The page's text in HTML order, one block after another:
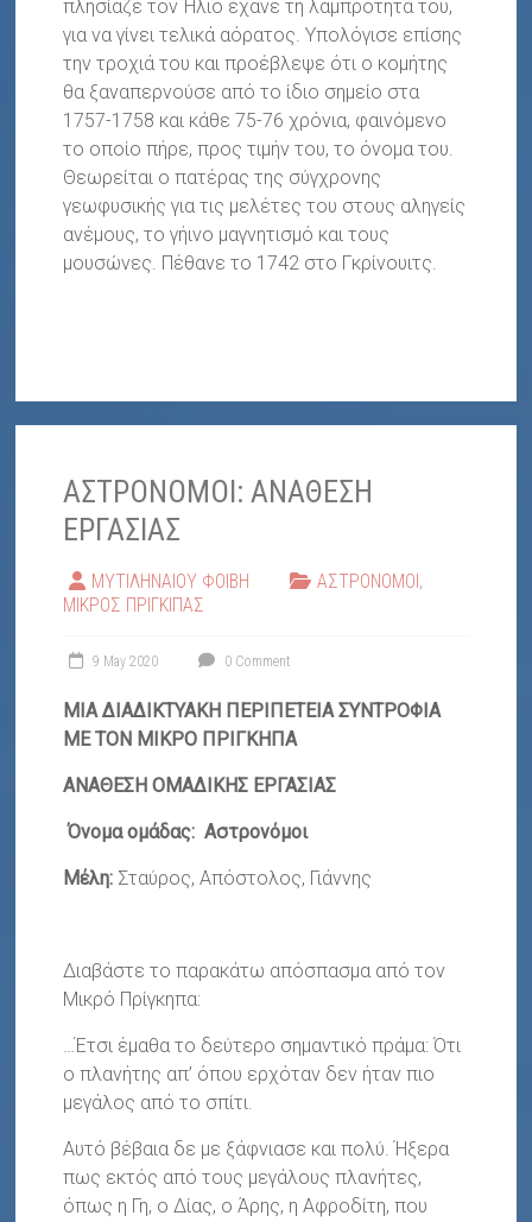
πλησίαζε τον Ήλιο έχανε τη λαμπρότητά του,
για να γίνει τελικά αόρατος. Υπολόγισε επίσης
την τροχιά του και προέβλεψε ότι ο κομήτης
θα ξαναπερνούσε από το ίδιο σημείο στα
1757-1758 και κάθε 75-76 χρόνια, φαινόμενο
το οποίο πήρε, προς τιμήν του, το όνομα του.
Θεωρείται ο πατέρας της σύγχρονης
γεωφυσικής για τις μελέτες του στους αληγείς
ανέμους, το γήινο μαγνητισμό και τους
μουσώνες. Πέθανε το 1742 στο Γκρίνουιτς.
ΑΣΤΡΟΝΟΜΟΙ: ΑΝΑΘΕΣΗ
ΕΡΓΑΣΙΑΣ
ΜΥΤΙΛΗΝΑΙΟΥ ΦΟΙΒΗ ΑΣΤΡΟΝΟΜΟΙ ,
ΜΙΚΡΟΣ ΠΡΙΓΚΙΠΑΣ
9 May 2020 0 Comment
ΜΙΑ ΔΙΑΔΙΚΤΥΑΚΗ ΠΕΡΙΠΕΤΕΙΑΣΥΝΤΡΟΦΙΑ
ΜΕ ΤΟΝ ΜΙΚΡΟ ΠΡΙΓΚΗΠΑ
ΑΝΑΘΕΣΗ ΟΜΑΔΙΚΗΣ ΕΡΓΑΣΙΑΣ
Όνομα ομάδας:Αστρονόμοι
Μέλη: Σταύρος, Απόστολος, Γιάννης
Διαβάστε το παρακάτω απόσπασμα από τον
Μικρό Πρίγκηπα:
…Έτσι έμαθα το δεύτερο σημαντικό πράμα: Ότι
ο πλανήτης απ’ όπου ερχόταν δεν ήταν πιο
μεγάλος από το σπίτι.
Αυτό βέβαια δε με ξάφνιασε και πολύ. Ήξερα
πως εκτός από τους μεγάλους πλανήτες,
όπως η Γη, ο Δίας, ο Άρης, η Αφροδίτη, που